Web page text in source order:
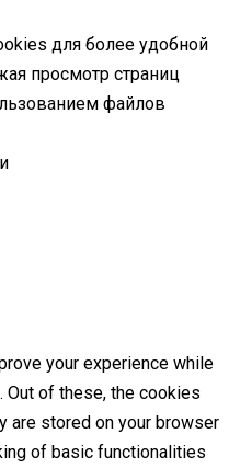
для более удобной
просмотр страниц
файлов
your experience while
Out of these, the cookies
are stored on your browser
of basic functionalities